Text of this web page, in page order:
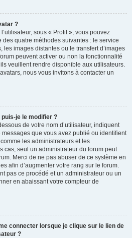
?
sous « Profil », vous pouvez
quatre méthodes suivantes : le service
les images distantes ou le transfert d’images
peuvent activer ou non la fonctionnalité
veuillent rendre disponible aux utilisateurs.
nous vous invitons à contacter un
je le modifier ?
de votre nom d’utilisateur, indiquent
que vous avez publié ou identifient
les administrateurs et les
cas, seul un administrateur du forum peut
Merci de ne pas abuser de ce système en
afin d’augmenter votre rang sur le forum.
pas ce procédé et un administrateur ou un
en abaissant votre compteur de
connecter lorsque je clique sur le lien de
?